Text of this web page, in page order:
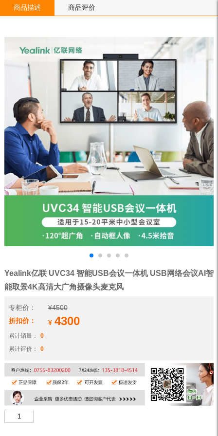
Yealink亿联 UVC34 智能USB会议一体机 USB网络会议AI智
能取景4K高清大广角摄像头麦克风
专柜价：
折扣价：
¥4500
¥ 4300
累计销量：
0
累计评价：
0
商品描述 商品评价